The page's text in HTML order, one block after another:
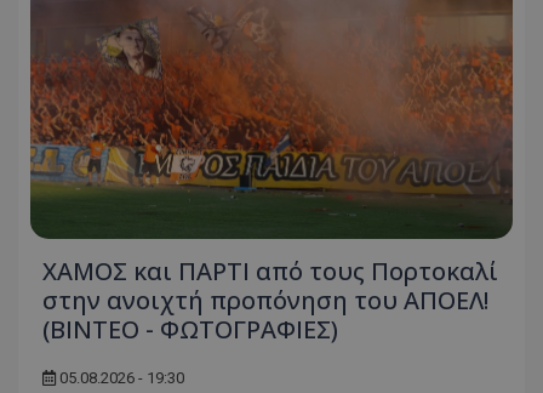
ΧΑΜΟΣ και ΠΑΡΤΙ από τους Πορτοκαλί
στην ανοιχτή προπόνηση του ΑΠΟΕΛ!
(ΒΙΝΤΕΟ - ΦΩΤΟΓΡΑΦΙΕΣ)
05.08.2026 - 19:30